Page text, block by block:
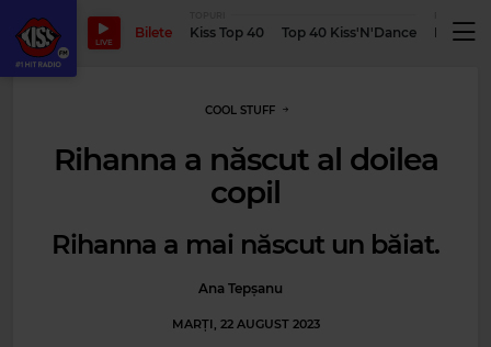
LIVE
Bilete Kiss Top 40 Top 40 Kiss'N'Dance
COOL STUFF
Rihanna a născut al doilea
copil
Rihanna a mai născut un băiat.
Ana Tepșanu
MARȚI, 22 AUGUST 2023